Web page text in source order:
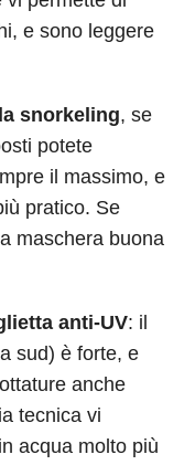
e sono leggere
snorkeling, se
potete
il massimo, e
pratico. Se
maschera buona
anti-UV: il
sud) è forte, e
anche
tecnica vi
acqua molto più